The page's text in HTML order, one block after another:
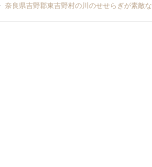
奈良県吉野郡東吉野村の川のせせらぎが素敵